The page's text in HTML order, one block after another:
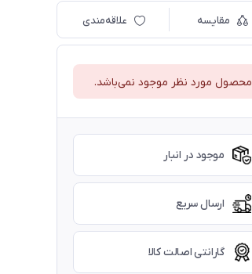
مقایسه علاقه‌مندی
محصول مورد نظر موجود نمی‌باشد.
موجود در انبار
ارسال سریع
گارانتی اصالت کالا